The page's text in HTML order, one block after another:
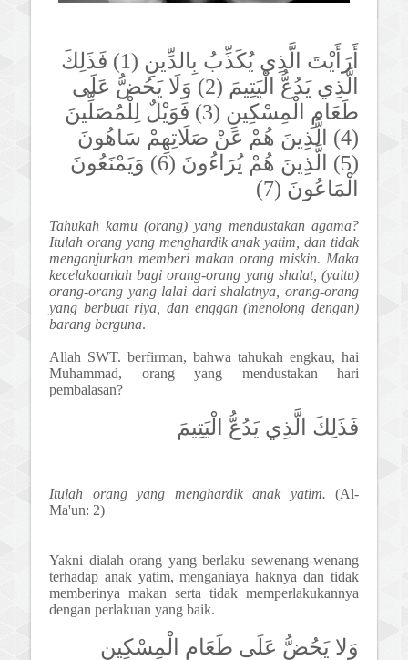
أَرَأَيْتَ الَّذِي يُكَذِّبُ بِالدِّينِ (1) فَذَلِكَ
الَّذِي يَدُعُّ الْيَتِيمَ (2) وَلَا يَحُضُّ عَلَى
طَعَامِ الْمِسْكِينِ (3) فَوَيْلٌ لِلْمُصَلِّينَ
(4) الَّذِينَ هُمْ عَنْ صَلَاتِهِمْ سَاهُونَ
(5) الَّذِينَ هُمْ يُرَاءُونَ (6) وَيَمْنَعُونَ
الْمَاعُونَ (7)
Tahukah kamu (orang) yang mendustakan agama?
Itulah orang yang menghardik anak yatim, dan tidak
menganjurkan memberi makan orang miskin. Maka
kecelakaanlah bagi orang-orang yang shalat, (yaitu)
orang-orang yang lalai dari shalatnya, orang-orang
yang berbuat riya, dan enggan (menolong dengan)
barang berguna.
Allah SWT. berfirman, bahwa tahukah engkau, hai
Muhammad, orang yang mendustakan hari
pembalasan?
فَذَلِكَ الَّذِي يَدُعُّ الْيَتِيمَ
Itulah orang yang menghardik anak yatim. (Al-
Ma'un: 2)
Yakni dialah orang yang berlaku sewenang-wenang
terhadap anak yatim, menganiaya haknya dan tidak
memberinya makan serta tidak memperlakukannya
dengan perlakuan yang baik.
وَلا يَحُضُّ عَلَى طَعَامِ الْمِسْكِينِ